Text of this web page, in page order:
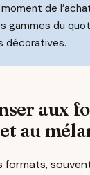
de
gammes du
décoratives.
aux
et au
formats,